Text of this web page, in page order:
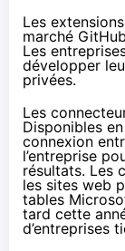
Les
marché
Les
développer
privées.
Les
Disponibles
connexion
l’entreprise
résultats. Les
les sites web
tables
tard cette
d’entreprises